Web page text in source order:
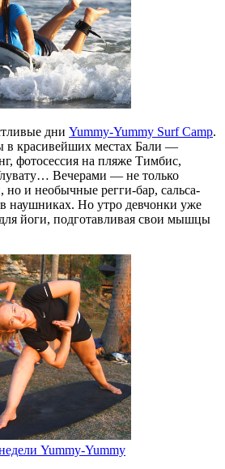
дни Yummy-Yummy Surf Camp.
в красивейших местах Бали —
фотосессия на пляже Тимбис,
Вечерами — не только
но и необычные регги-бар, сальса-
наушниках. Но утро девчонки уже
йоги, подготавливая свои мышцы